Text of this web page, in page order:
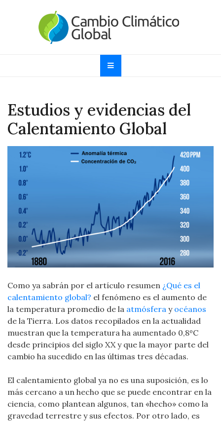
Cambio Climático
Global
Climático y Efecto Invernadero desde 1997
Estudios y evidencias del
Calentamiento Global
Como ya sabrán por el artículo resumen ¿Qué es el
calentamiento global? el fenómeno es el aumento de
la temperatura promedio de la atmósfera y océanos
de la Tierra. Los datos recopilados en la actualidad
muestran que la temperatura ha aumentado 0,8ºC
desde principios del siglo XX y que la mayor parte del
cambio ha sucedido en las últimas tres décadas.
El calentamiento global ya no es una suposición, es lo
más cercano a un hecho que se puede encontrar en la
ciencia, como plantean algunos, tan «hecho» como la
gravedad terrestre y sus efectos. Por otro lado, es